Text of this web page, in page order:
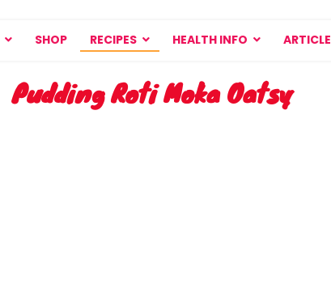
SHOP RECIPES HEALTH INFO ARTICLE
Pudding Roti Moka Oatsy